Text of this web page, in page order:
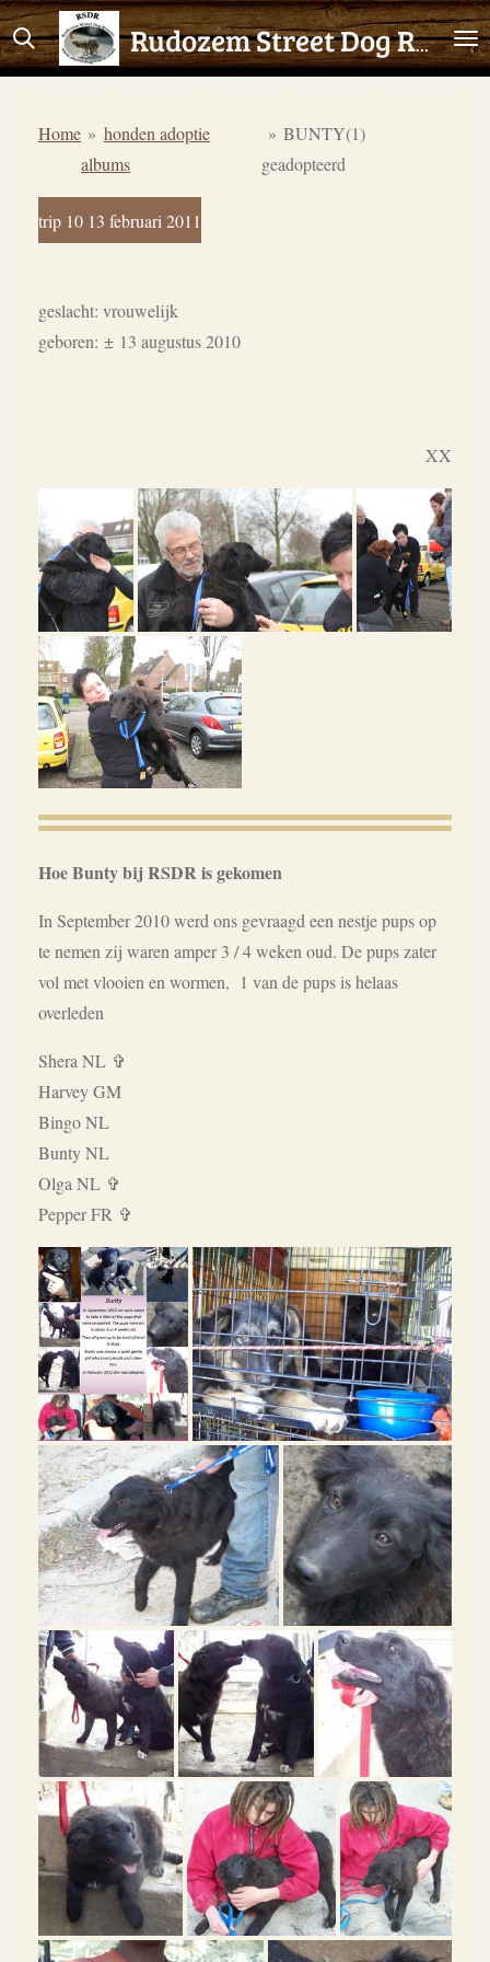
Ga
direct
hoofdinhoud
Rudozem Street Dog Rescue
Home » honden adoptie
albums
» BUNTY(1)
geadopteerd
trip 10 13 februari 2011
geslacht: vrouwelijk
geboren: ± 13 augustus 2010
XX
Hoe Bunty bij RSDR is gekomen
In September 2010 werd ons gevraagd een nestje pups op
te nemen zij waren amper 3 / 4 weken oud. De pups zater
vol met vlooien en wormen, 1 van de pups is helaas
overleden
Shera NL ✞
Harvey GM
Bingo NL
Bunty NL
Olga NL ✞
Pepper FR ✞